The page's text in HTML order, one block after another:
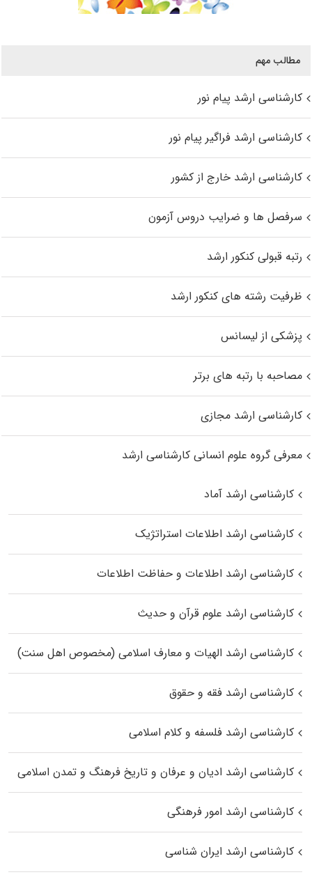
مطالب مهم
کارشناسی ارشد پیام نور
کارشناسی ارشد فراگیر پیام نور
کارشناسی ارشد خارج از کشور
سرفصل ها و ضرایب دروس آزمون
رتبه قبولی کنکور ارشد
ظرفیت رشته های کنکور ارشد
پزشکی از لیسانس
مصاحبه با رتبه های برتر
کارشناسی ارشد مجازی
معرفی گروه علوم انسانی کارشناسی ارشد
کارشناسی ارشد آماد
کارشناسی ارشد اطلاعات استراتژیک
کارشناسی ارشد اطلاعات و حفاظت اطلاعات
کارشناسی ارشد علوم قرآن و حدیث
کارشناسی ارشد الهیات و معارف اسلامی (مخصوص اهل سنت)
کارشناسی ارشد فقه و حقوق
کارشناسی ارشد فلسفه و کلام اسلامی
کارشناسی ارشد ادیان و عرفان و تاریخ فرهنگ و تمدن اسلامی
کارشناسی ارشد امور فرهنگی
کارشناسی ارشد ایران شناسی